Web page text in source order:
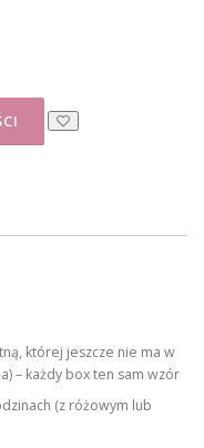
której jeszcze nie ma w
– każdy box ten sam wzór
(z różowym lub